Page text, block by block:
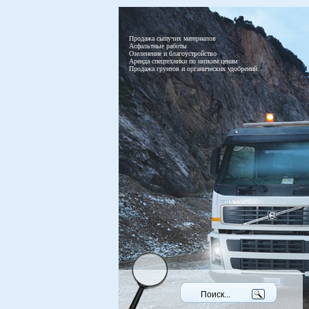
Продажа сыпучих материалов
Асфальтные работы
Озеленение и благоустройство
Аренда спецтехники по низким ценам
Продажа грунтов и органических удобрений